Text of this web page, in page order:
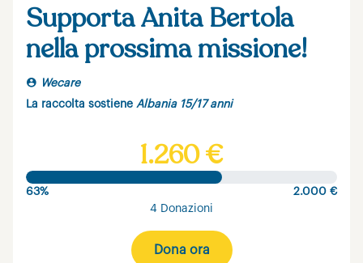
Supporta Anita Bertola
nella prossima missione!
Wecare
La raccolta sostiene Albania 15/17 anni
1.260 €
63%
2.000 €
4 Donazioni
Dona ora